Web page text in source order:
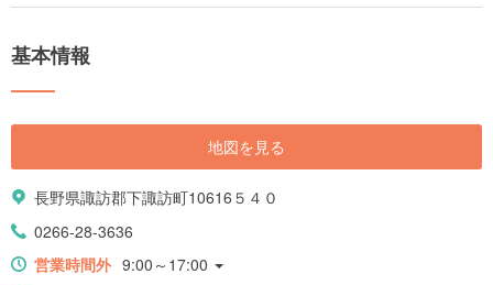
基本情報
地図を見る
長野県諏訪郡下諏訪町10616５４０
0266-28-3636
営業時間外 9:00～17:00